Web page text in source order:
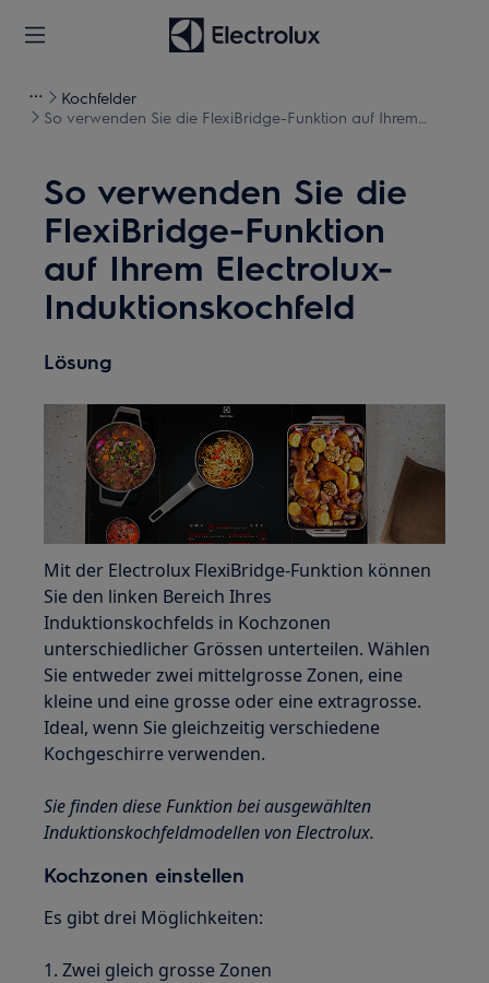
Kochfelder
So verwenden Sie die FlexiBridge-Funktion auf Ihrem
So verwenden Sie die
FlexiBridge-Funktion
auf Ihrem Electrolux-
Induktionskochfeld
Lösung
Mit der Electrolux FlexiBridge-Funktion können
Sie den linken Bereich Ihres
Induktionskochfelds in Kochzonen
unterschiedlicher Grössen unterteilen. Wählen
Sie entweder zwei mittelgrosse Zonen, eine
kleine und eine grosse oder eine extragrosse.
Ideal, wenn Sie gleichzeitig verschiedene
Kochgeschirre verwenden.
Sie finden diese Funktion bei ausgewählten
Induktionskochfeldmodellen von Electrolux.
Kochzonen einstellen
Es gibt drei Möglichkeiten:
1. Zwei gleich grosse Zonen